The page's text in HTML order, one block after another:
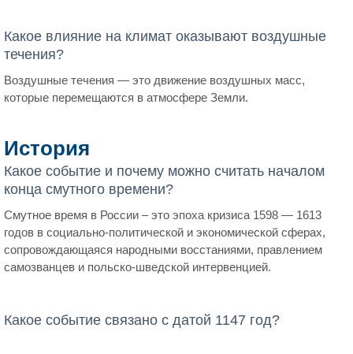
Какое влияние на климат оказывают воздушные
течения?
Воздушные течения — это движение воздушных масс,
которые перемещаются в атмосфере Земли.
История
Какое событие и почему можно считать началом
конца смутного времени?
Смутное время в России – это эпоха кризиса 1598 — 1613
годов в социально-политической и экономической сферах,
сопровождающаяся народными восстаниями, правлением
самозванцев и польско-шведской интервенцией.
Какое событие связано с датой 1147 год?